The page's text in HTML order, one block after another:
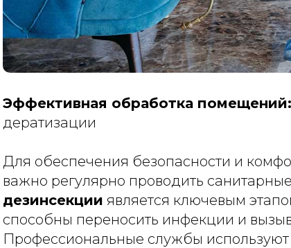
Эффективная обработка
дератизации
Для обеспечения безопасности и
важно регулярно проводить
дезинсекции является ключевым
способны переносить инфекции и
Профессиональные службы